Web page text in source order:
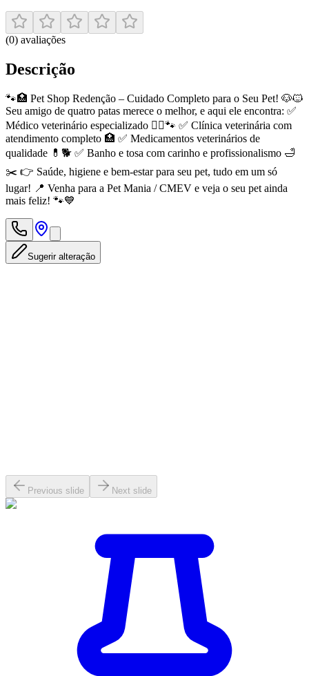
(0) avaliações
Descrição
🐾🏥 Pet Shop Redenção – Cuidado Completo para o Seu Pet! 🐶🐱
Seu amigo de quatro patas merece o melhor, e aqui ele encontra: ✅
Médico veterinário especializado 👩‍⚕️🐾 ✅ Clínica veterinária com
atendimento completo 🏥 ✅ Medicamentos veterinários de
qualidade 💊🐕 ✅ Banho e tosa com carinho e profissionalismo 🛁
✂️ 👉 Saúde, higiene e bem-estar para seu pet, tudo em um só
lugar! 📍 Venha para a Pet Mania / CMEV e veja o seu pet ainda
mais feliz! 🐾💙
Sugerir alteração
Previous slide Next slide